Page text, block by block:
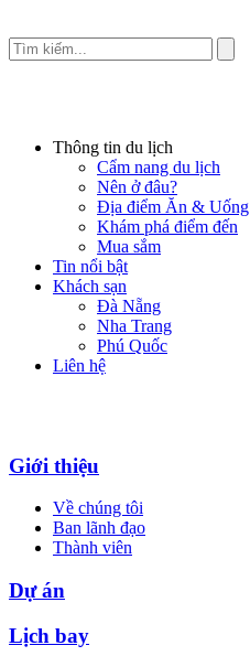
Thông tin du lịch
Cẩm nang du lịch
Nên ở đâu?
Địa điểm Ăn & Uống
Khám phá điểm đến
Mua sắm
Tin nổi bật
Khách sạn
Đà Nẵng
Nha Trang
Phú Quốc
Liên hệ
Giới thiệu
Về chúng tôi
Ban lãnh đạo
Thành viên
Dự án
Lịch bay